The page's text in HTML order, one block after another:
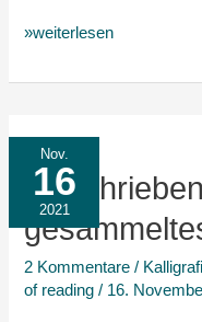
»weiterlesen
Nov.
16
2021
2 Kommentare /
of reading / 16.
Geschriebene
Schatten,
gesammeltes
Weiß